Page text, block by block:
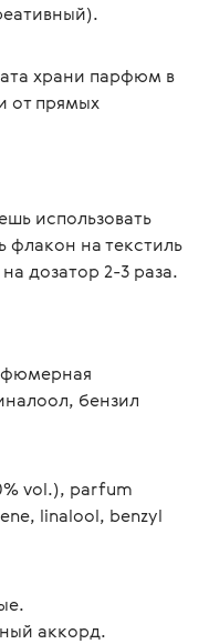
храни парфюм в
от прямых
использовать
флакон на текстиль
дозатор 2-3 раза.
бензил
vol.), parfum
linalool, benzyl
аккорд.